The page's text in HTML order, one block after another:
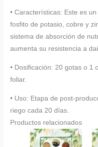
• Características: Este es
fosfito de potasio, cobre y
sistema de absorción de
aumenta su resistencia a
• Dosificación: 20 gotas o 1
foliar.
• Uso: Etapa de post-
riego cada 20 días.
Productos relacionados